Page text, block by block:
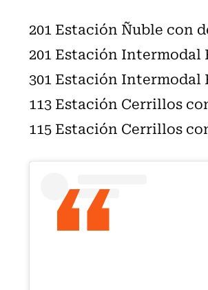
201 Estación Ñuble con
201 Estación
301 Estación
113 Estación Cerrillos
115 Estación Cerrillos